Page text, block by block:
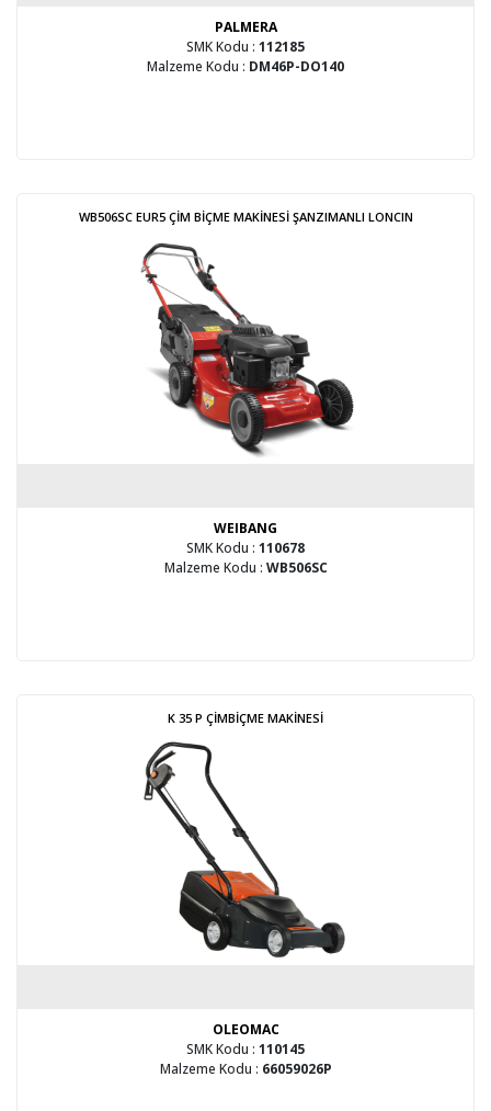
PALMERA
SMK Kodu : 112185
Malzeme Kodu : DM46P-DO140
WB506SC EUR5 ÇİM BİÇME MAKİNESİ ŞANZIMANLI LONCIN
WEIBANG
SMK Kodu : 110678
Malzeme Kodu : WB506SC
K 35 P ÇİMBİÇME MAKİNESİ
OLEOMAC
SMK Kodu : 110145
Malzeme Kodu : 66059026P